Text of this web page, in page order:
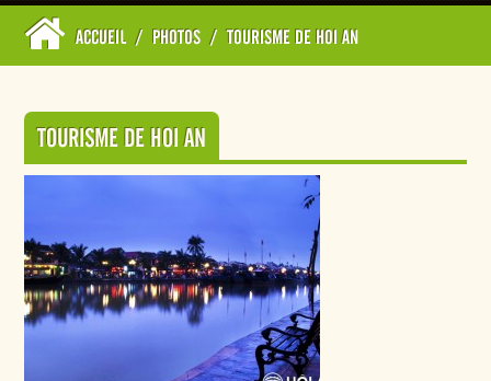
ACCUEIL / PHOTOS / TOURISME DE HOI AN
TOURISME DE HOI AN